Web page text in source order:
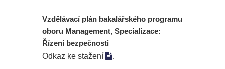
Vzdělávací plán bakalářského programu
oboru Management, Specializace:
Řízení bezpečnosti
Odkaz ke stažení 